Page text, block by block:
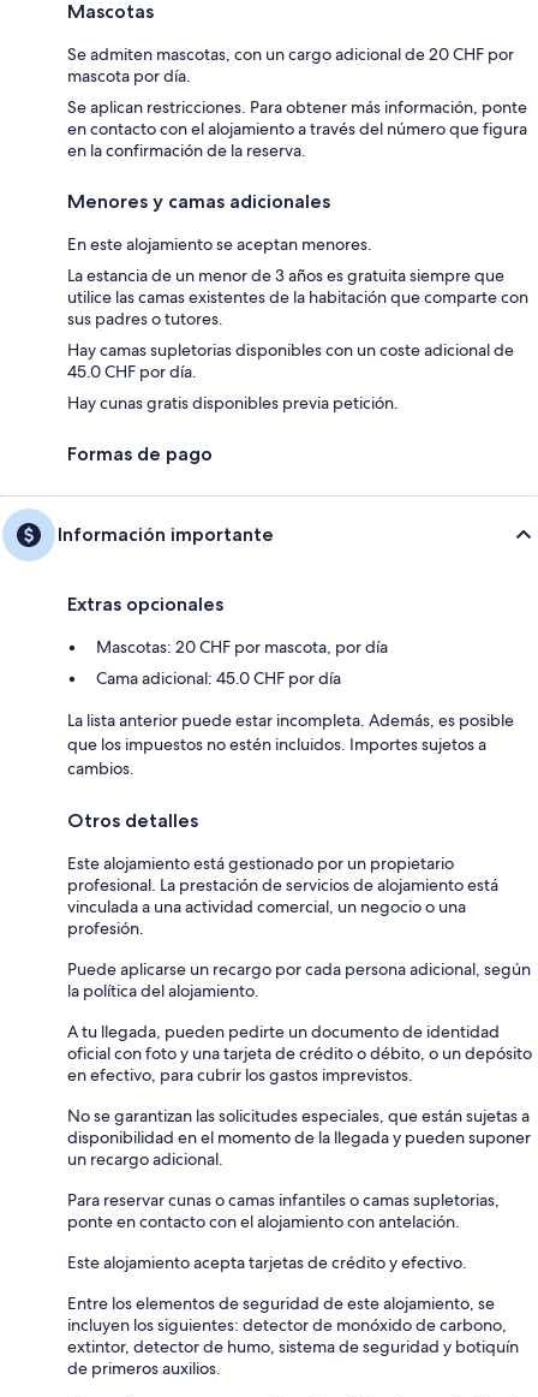
Mascotas
Se admiten mascotas, con un cargo adicional de 20 CHF por
mascota por día.
Se aplican restricciones. Para obtener más información, ponte
en contacto con el alojamiento a través del número que figura
en la confirmación de la reserva.
Menores y camas adicionales
En este alojamiento se aceptan menores.
La estancia de un menor de 3 años es gratuita siempre que
utilice las camas existentes de la habitación que comparte con
sus padres o tutores.
Hay camas supletorias disponibles con un coste adicional de
45.0 CHF por día.
Hay cunas gratis disponibles previa petición.
Formas de pago
Información importante
Extras opcionales
Mascotas: 20 CHF por mascota, por día
Cama adicional: 45.0 CHF por día
La lista anterior puede estar incompleta. Además, es posible
que los impuestos no estén incluidos. Importes sujetos a
cambios.
Otros detalles
Este alojamiento está gestionado por un propietario
profesional. La prestación de servicios de alojamiento está
vinculada a una actividad comercial, un negocio o una
profesión.
Puede aplicarse un recargo por cada persona adicional, según
la política del alojamiento.
A tu llegada, pueden pedirte un documento de identidad
oficial con foto y una tarjeta de crédito o débito, o un depósito
en efectivo, para cubrir los gastos imprevistos.
No se garantizan las solicitudes especiales, que están sujetas a
disponibilidad en el momento de la llegada y pueden suponer
un recargo adicional.
Para reservar cunas o camas infantiles o camas supletorias,
ponte en contacto con el alojamiento con antelación.
Este alojamiento acepta tarjetas de crédito y efectivo.
Entre los elementos de seguridad de este alojamiento, se
incluyen los siguientes: detector de monóxido de carbono,
extintor, detector de humo, sistema de seguridad y botiquín
de primeros auxilios.